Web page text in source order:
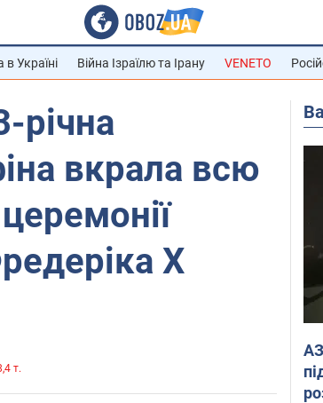
в Україні Війна Ізраїлю та Ірану VENETO
річна
вкрала всю
X
т.